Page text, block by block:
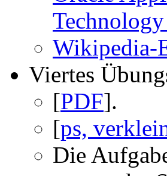
Wikipedia-
Viertes
[PDF].
[ps,
Die